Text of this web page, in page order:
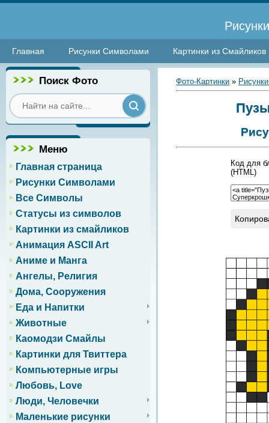
Главная Рисунки Символами Картинки из Смайликов
Поиск Фото
Меню
Главная страница
Рисунки Символами
Все Символы
Статусы из символов
Картинки из смайликов
Анимация ASCII Art
Аниме и Манга
Ангелы, Религия
Дома, Сооружения
Еда и Напитки
Животные
Каомодзи Смайлы
Картинки для Твиттера
Компьютерные игры
Любовь, Love
Люди, Человечки
Маленькие рисунки
Фото-Картинки »
Код для
(HTML)